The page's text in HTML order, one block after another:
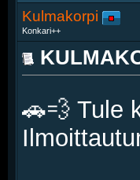
Kulmakorpi
Konkari++
🚗💨 Tule